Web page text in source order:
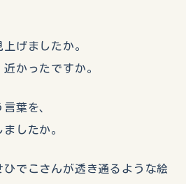
げましたか。
かったですか。
葉を、
したか。
でこさんが透き通るような絵